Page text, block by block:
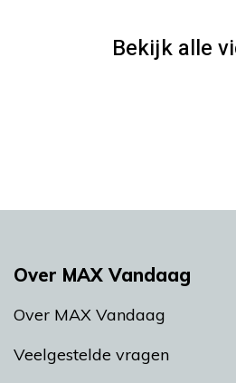
Bekijk alle
Over MAX Vandaag
Over MAX Vandaag
Veelgestelde vragen